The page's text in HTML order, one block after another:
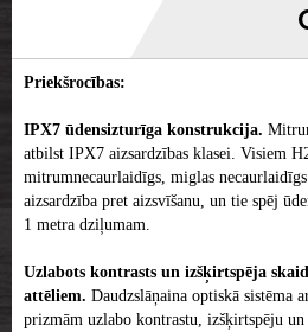
Priekšrocības:
IPX7 ūdensizturīga konstrukcija.
atbilst IPX7 aizsardzības klasei. Visiem
mitrumnecaurlaidīgs, miglas
aizsardzība pret aizsvīšanu, un tie spēj
1 metra dziļumam.
Uzlabots kontrasts un izšķirtspēja
attēliem. Daudzslāņaina optiskā sistēma
prizmām uzlabo kontrastu, izšķirtspēju un